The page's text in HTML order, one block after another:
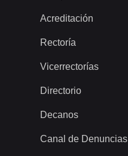
Acreditación
Rectoría
Vicerrectorías
Directorio
Decanos
Canal de Denuncias